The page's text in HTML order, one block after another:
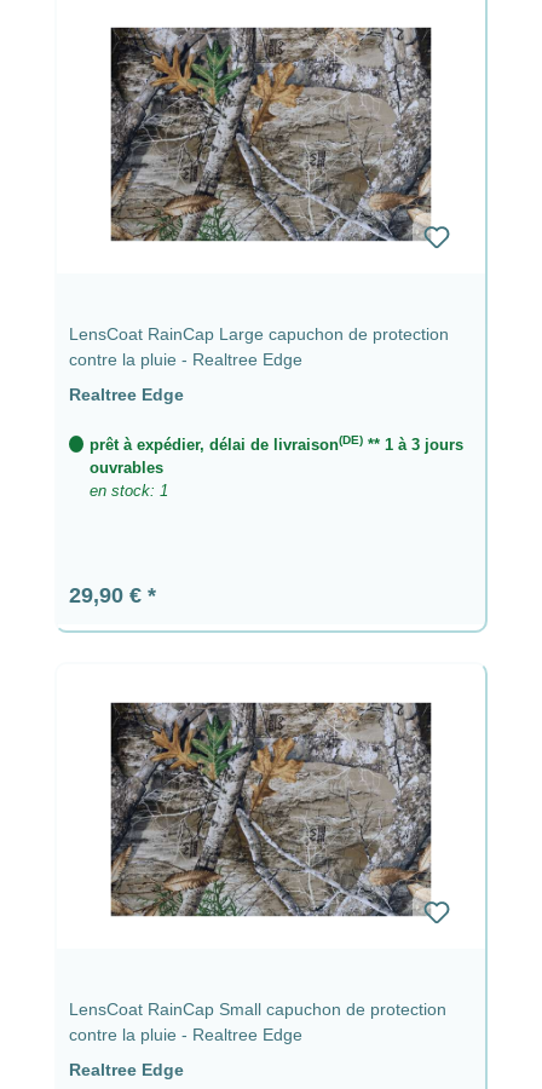
LensCoat RainCap Large capuchon de protection
contre la pluie - Realtree Edge
Realtree Edge
prêt à expédier, délai de livraison(DE)** 1 à 3 jours
ouvrables
en stock: 1
Prix régulier :
29,90 €
LensCoat RainCap Small capuchon de protection
contre la pluie - Realtree Edge
Realtree Edge